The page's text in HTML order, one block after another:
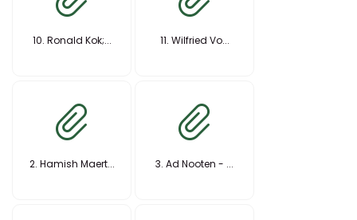
10. Ronald Kok;... 11. Wilfried Vo...
2. Hamish Maert... 3. Ad Nooten - ...